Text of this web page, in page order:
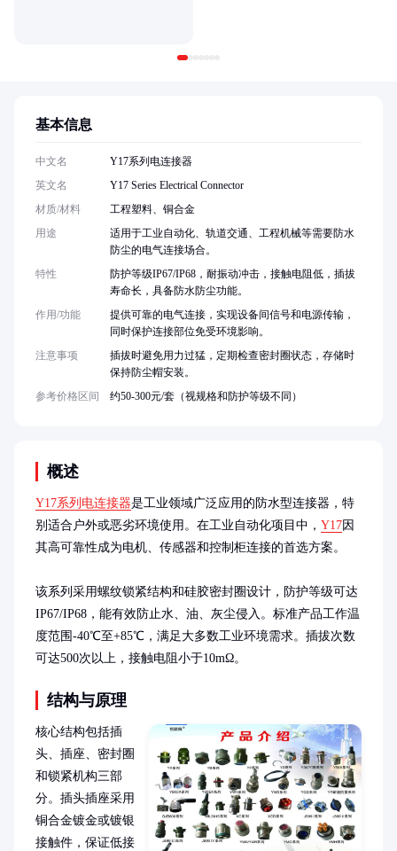
概述
Y17系列电连接器是工业领域广泛应用的防水型连接器，特
别适合户外或恶劣环境使用。在工业自动化项目中， Y17因
其高可靠性成为电机、传感器和控制柜连接的首选方案。
该系列采用螺纹锁紧结构和硅胶密封圈设计，防护等级可达
IP67/IP68，能有效防止水、油、灰尘侵入。标准产品工作温
度范围-40℃至+85℃，满足大多数工业环境需求。插拔次数
可达500次以上，接触电阻小于10mΩ。
结构与原理
核心结构包括插
头、插座、密封圈
和锁紧机构三部
分。插头插座采用
铜合金镀金或镀银
接触件，保证低接
基本信息
中文名
Y17系列电连接器
英文名
Y17 Series Electrical Connector
材质/材料
工程塑料、铜合金
用途
适用于工业自动化、轨道交通、工程机械等需要防水
防尘的电气连接场合。
特性
防护等级IP67/IP68，耐振动冲击，接触电阻低，插拔
寿命长，具备防水防尘功能。
作用/功能
提供可靠的电气连接，实现设备间信号和电源传输，
同时保护连接部位免受环境影响。
注意事项
插拔时避免用力过猛，定期检查密封圈状态，存储时
保持防尘帽安装。
参考价格区间
约50-300元/套（视规格和防护等级不同）